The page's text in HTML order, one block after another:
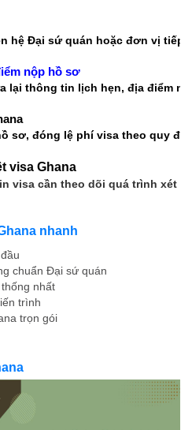
hệ Đại sứ quán hoặc đơn vị
nộp hồ sơ
lại thông tin lịch hẹn, địa điểm
sơ, đóng lệ phí visa theo quy
visa Ghana
visa cần theo dõi quá trình xét
nhanh
chuẩn Đại sứ quán
nhất
trình
trọn gói